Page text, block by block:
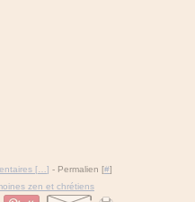
[ ] - Permalien [#]
zen et chrétiens